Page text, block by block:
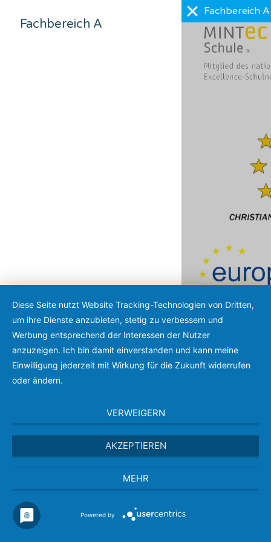
Menu
Fachbereich A
Diese Seite nutzt Website Tracking-Technologien von Dritten,
um ihre Dienste anzubieten, stetig zu verbessern und
Werbung entsprechend der Interessen der Nutzer
anzuzeigen. Ich bin damit einverstanden und kann meine
Einwilligung jederzeit mit Wirkung für die Zukunft widerrufen
oder ändern.
VERWEIGERN
AKZEPTIEREN
MEHR
Powered by